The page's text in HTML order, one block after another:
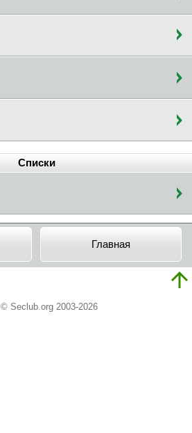
Списки
Главная
© Seclub.org 2003-2026